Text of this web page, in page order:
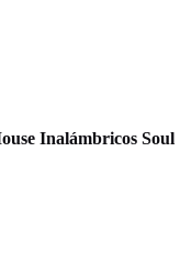
Inalámbricos Soul